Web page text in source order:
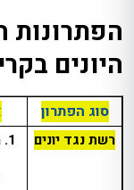
הפתרונות
היונים
סוג הפתרון
רשת נגד יונים
1. רשת פלסטיק